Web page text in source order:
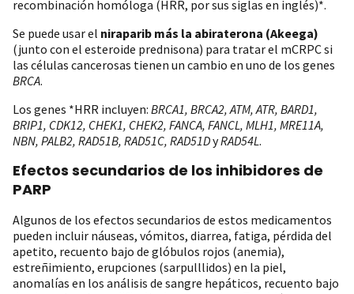
recombinación homóloga (HRR, por sus siglas en inglés)*.
Se puede usar el niraparib más la abiraterona (Akeega)
(junto con el esteroide prednisona) para tratar el mCRPC si
las células cancerosas tienen un cambio en uno de los genes
BRCA.
Los genes *HRR incluyen: BRCA1, BRCA2, ATM, ATR, BARD1,
BRIP1, CDK12, CHEK1, CHEK2, FANCA, FANCL, MLH1, MRE11A,
NBN, PALB2, RAD51B, RAD51C, RAD51DyRAD54L.
Efectos secundarios de los inhibidores de
PARP
Algunos de los efectos secundarios de estos medicamentos
pueden incluir náuseas, vómitos, diarrea, fatiga, pérdida del
apetito, recuento bajo de glóbulos rojos (anemia),
estreñimiento, erupciones (sarpulllidos) en la piel,
anomalías en los análisis de sangre hepáticos, recuento bajo